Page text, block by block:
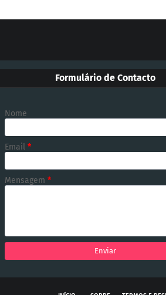
Formulário de Contacto
Nome
Email *
Mensagem *